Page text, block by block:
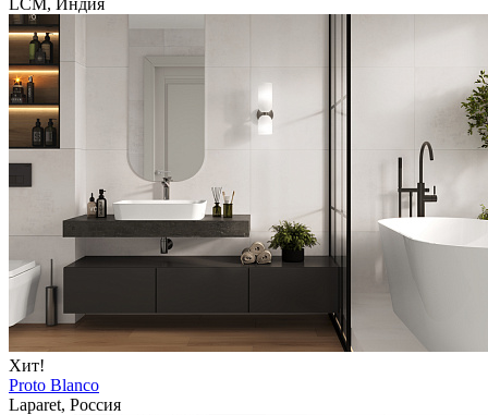
Хит!
Proto Blanco
Laparet, Россия